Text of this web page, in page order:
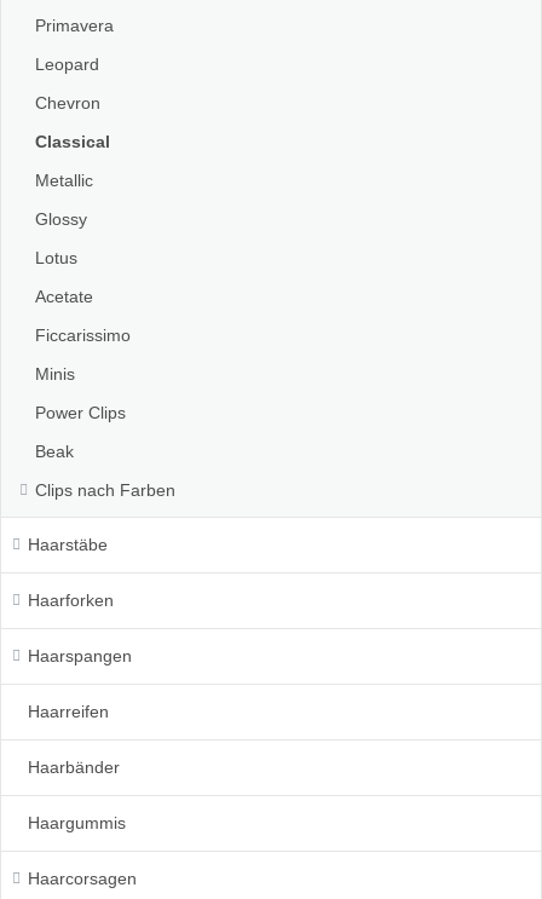
Primavera
Leopard
Chevron
Classical
Metallic
Glossy
Lotus
Acetate
Ficcarissimo
Minis
Power Clips
Beak
Clips nach Farben
Haarstäbe
Haarforken
Haarspangen
Haarreifen
Haarbänder
Haargummis
Haarcorsagen